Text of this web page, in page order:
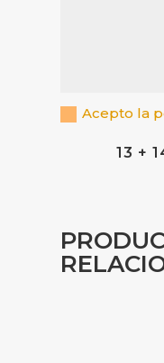
Acepto la
13 +